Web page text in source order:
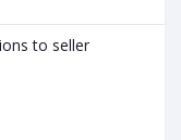
to seller